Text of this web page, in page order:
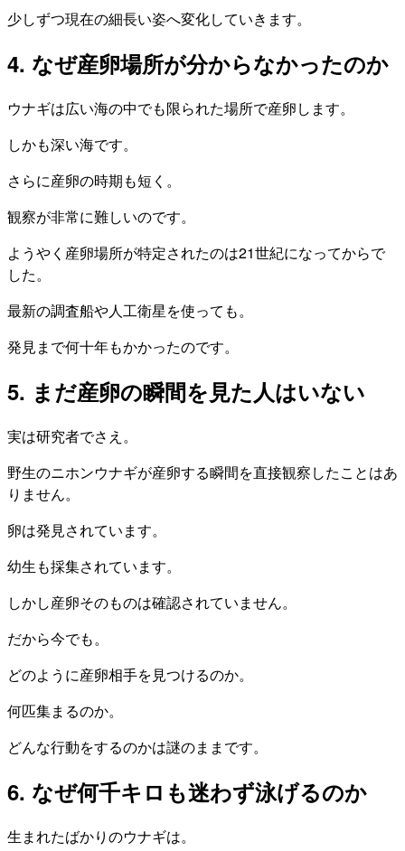
少しずつ現在の細長い姿へ変化していきます。
4. なぜ産卵場所が分からなかったのか
ウナギは広い海の中でも限られた場所で産卵します。
しかも深い海です。
さらに産卵の時期も短く。
観察が非常に難しいのです。
ようやく産卵場所が特定されたのは21世紀になってからで
した。
最新の調査船や人工衛星を使っても。
発見まで何十年もかかったのです。
5. まだ産卵の瞬間を見た人はいない
実は研究者でさえ。
野生のニホンウナギが産卵する瞬間を直接観察したことはあ
りません。
卵は発見されています。
幼生も採集されています。
しかし産卵そのものは確認されていません。
だから今でも。
どのように産卵相手を見つけるのか。
何匹集まるのか。
どんな行動をするのかは謎のままです。
6. なぜ何千キロも迷わず泳げるのか
生まれたばかりのウナギは。